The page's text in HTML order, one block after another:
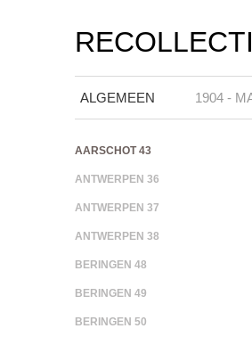
ALGEMEEN 1904 -
AARSCHOT 43
ANTWERPEN 36
ANTWERPEN 37
ANTWERPEN 38
BERINGEN 48
BERINGEN 49
BERINGEN 50